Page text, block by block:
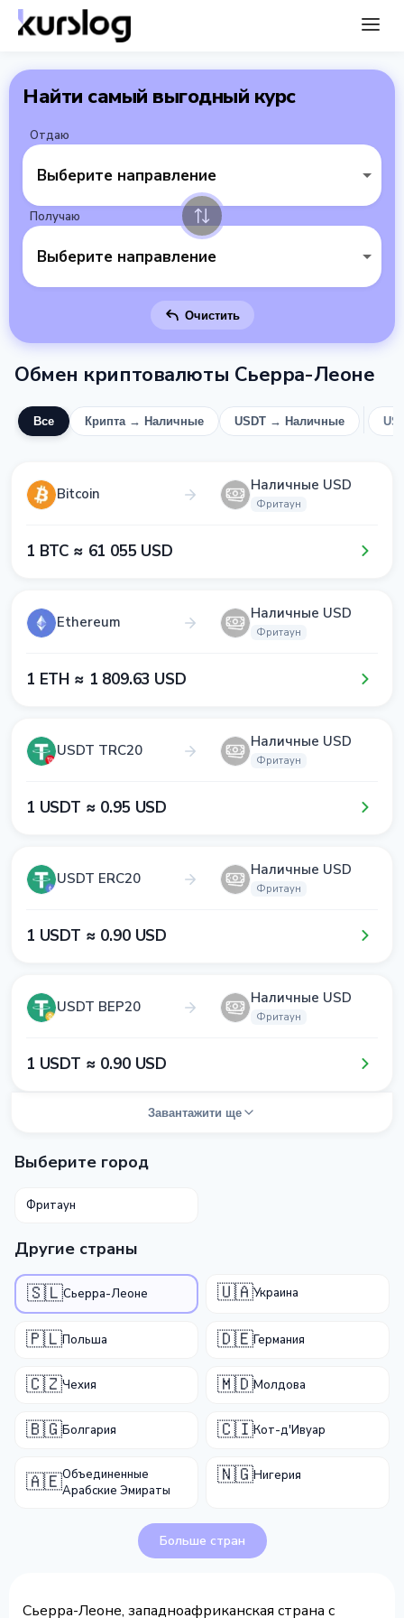
Найти самый выгодный курс
Отдаю
Выберите направление
Получаю
Выберите направление
Очистить
Обмен криптовалюты Сьерра-Леоне
Все Крипта → Наличные USDT → Наличные
Bitcoin Наличные USD
Фритаун
1​ BTC ≈ 6​1​ 0​5​5​ USD
Ethereum Наличные USD
Фритаун
1​ ETH ≈ 1​ 8​0​9​.6​3​ USD
USDT TRC20 Наличные USD
Фритаун
1​ USDT ≈ 0​.9​5​ USD
USDT ERC20 Наличные USD
Фритаун
1​ USDT ≈ 0​.9​0​ USD
USDT BEP20 Наличные USD
Фритаун
1​ USDT ≈ 0​.9​0​ USD
Завантажити ще
Выберите город
Фритаун
Другие страны
🇸🇱Сьерра-Леоне 🇺🇦Украина
🇵🇱Польша 🇩🇪Германия
🇨🇿Чехия 🇲🇩Молдова
🇧🇬Болгария 🇨🇮Кот-д'Ивуар
🇦🇪Объединенные
Арабские Эмираты
🇳🇬Нигерия
Больше стран
Сьерра-Леоне, западноафриканская страна с